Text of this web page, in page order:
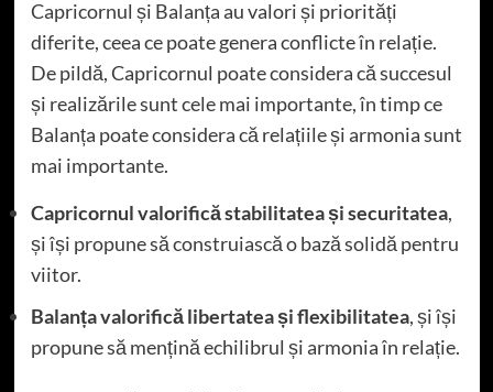
Capricornul și Balanța au valori și priorități
diferite, ceea ce poate genera conflicte în relație.
De pildă, Capricornul poate considera că succesul
și realizările sunt cele mai importante, în timp ce
Balanța poate considera că relațiile și armonia sunt
mai importante.
Capricornul valorifică stabilitatea și securitatea,
și își propune să construiască o bază solidă pentru
viitor.
Balanța valorifică libertatea și flexibilitatea, și își
propune să mențină echilibrul și armonia în relație.